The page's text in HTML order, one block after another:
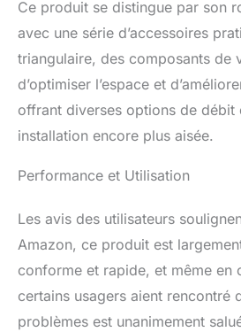
Ce produit se distingue par son
avec une série d’accessoires
triangulaire, des composants de
d’optimiser l’espace et
offrant diverses options de débit
installation encore plus aisée.
Performance et Utilisation
Les avis des utilisateurs
Amazon, ce produit est
conforme et rapide, et même en
certains usagers aient
problèmes est unanimement